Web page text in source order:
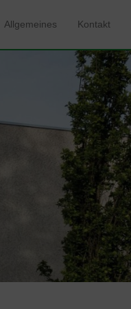
Allgemeines Kontakt